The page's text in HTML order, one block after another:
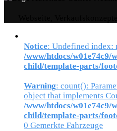
Notice: Undefined index:
/www/htdocs/w01e74c9/
child/template-parts/
Warning: count():
object that implements
/www/htdocs/w01e74c9/
child/template-parts/
0 Gemerkte Fahrzeuge